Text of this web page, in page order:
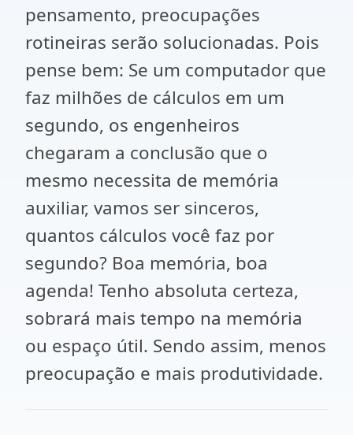
pensamento, preocupações
rotineiras serão solucionadas. Pois
pense bem: Se um computador que
faz milhões de cálculos em um
segundo, os engenheiros
chegaram a conclusão que o
mesmo necessita de memória
auxiliar, vamos ser sinceros,
quantos cálculos você faz por
segundo? Boa memória, boa
agenda! Tenho absoluta certeza,
sobrará mais tempo na memória
ou espaço útil. Sendo assim, menos
preocupação e mais produtividade.